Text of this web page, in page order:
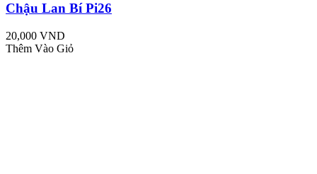
Chậu Lan Bí Pi26
20,000 VND
Thêm Vào Giỏ